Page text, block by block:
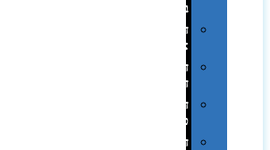
בדפוס
דפוס
אופסט
דפוס
דיגיטלי
דפוס
טמפון
דפוס